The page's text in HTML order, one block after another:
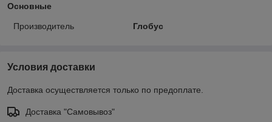
Основные
Производитель Глобус
Условия доставки
Доставка осуществляется только по предоплате.
Доставка "Самовывоз"